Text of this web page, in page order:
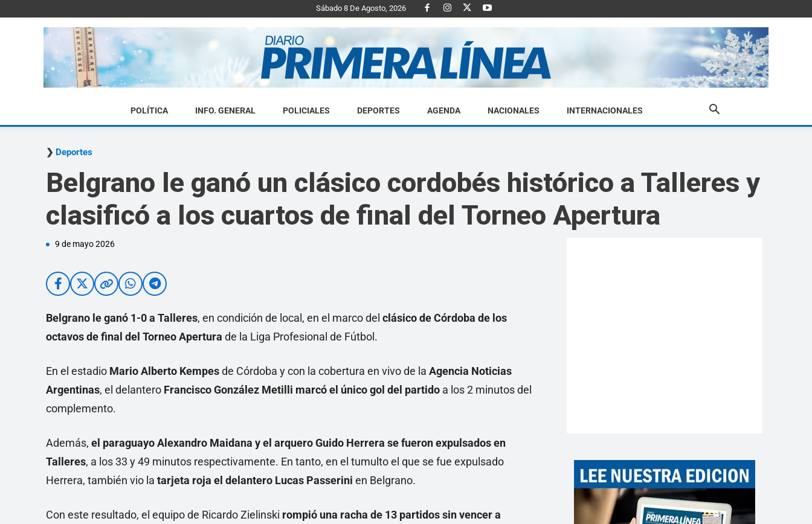
Sábado 8 De Agosto, 2026
Diario
Primera
POLÍTICA INFO. GENERAL POLICIALES DEPORTES AGENDA NACIONALES INTERNACIONALES
Deportes
Belgrano le ganó un clásico cordobés histórico a Talleres y
clasificó a los cuartos de final del Torneo Apertura
9 de mayo 2026
Belgrano le ganó 1-0 a Talleres, en condición de local, en el marco del clásico de Córdoba de los
octavos de final del Torneo Apertura de la Liga Profesional de Fútbol.
En el estadio Mario Alberto Kempesde Córdoba y con la cobertura en vivo de la Agencia Noticias
Argentinas, el delantero Francisco González Metilli marcó el único gol del partido a los 2 minutos del
complemento.
Además, el paraguayo Alexandro Maidana y el arquero Guido Herrera se fueron expulsados en
Talleres, a los 33 y 49 minutos respectivamente. En tanto, en el tumulto el que se fue expulsado
Herrera, también vio la tarjeta roja el delantero Lucas Passerini en Belgrano.
Con este resultado, el equipo de Ricardo Zielinski rompió una racha de 13 partidos sin vencer a